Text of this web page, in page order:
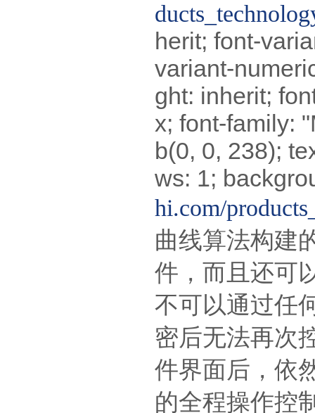
herit; font-
variant-
ght: inherit;
x; font-family:
b(0, 0, 238);
ws: 1;
hi.com/
曲线算法构建
件，而且还可
不可以通过任
密后无法再次
件界面后，依
的全程操作控